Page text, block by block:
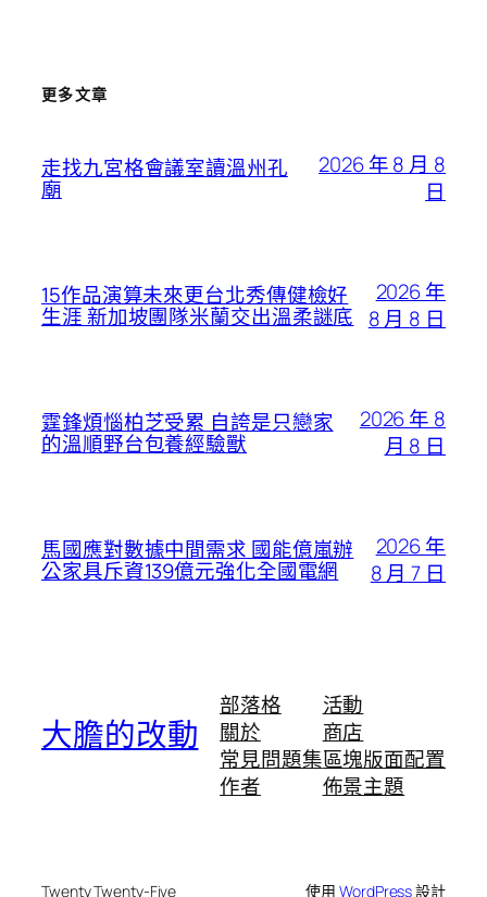
更多文章
走找九宮格會議室讀溫州孔
廟
2026 年 8 月 8
日
15作品演算未來更台北秀傳健檢好
生涯 新加坡團隊米蘭交出溫柔謎底
2026 年
8 月 8 日
霆鋒煩惱柏芝受累 自誇是只戀家
的溫順野台包養經驗獸
2026 年 8
月 8 日
馬國應對數據中間需求 國能億嵐辦
公家具斥資139億元強化全國電網
2026 年
8 月 7 日
大膽的改動
部落格
關於
常見問題集
作者
活動
商店
區塊版面配置
佈景主題
Twenty Twenty-Five 使用WordPress設計